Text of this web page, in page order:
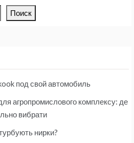
Поиск
под свой автомобиль
агропромислового комплексу: де
вибрати
нирки?